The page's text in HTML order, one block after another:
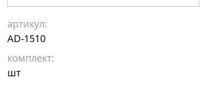
артикул:
AD-1510
комплект:
шт